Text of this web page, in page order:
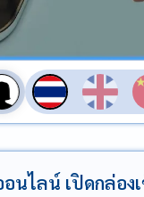
งอ่าน
นไลน์ เปิดกล่อง